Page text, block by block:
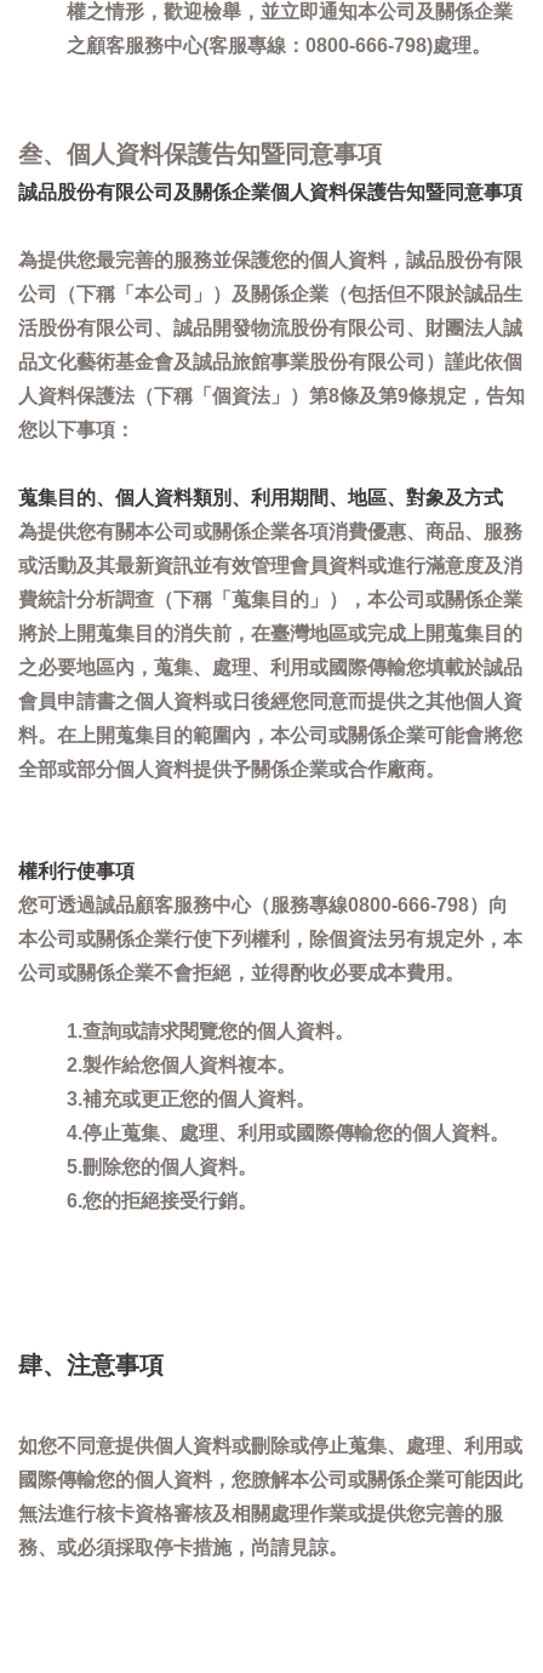
權之情形，歡迎檢舉，並立即通知本公司及關係企業
之顧客服務中心(客服專線：0800-666-798)處理。
叁、個人資料保護告知暨同意事項
誠品股份有限公司及關係企業個人資料保護告知暨同意事項
為提供您最完善的服務並保護您的個人資料，誠品股份有限
公司（下稱「本公司」）及關係企業（包括但不限於誠品生
活股份有限公司、誠品開發物流股份有限公司、財團法人誠
品文化藝術基金會及誠品旅館事業股份有限公司）謹此依個
人資料保護法（下稱「個資法」）第8條及第9條規定，告知
您以下事項：
蒐集目的、個人資料類別、利用期間、地區、對象及方式
為提供您有關本公司或關係企業各項消費優惠、商品、服務
或活動及其最新資訊並有效管理會員資料或進行滿意度及消
費統計分析調查（下稱「蒐集目的」），本公司或關係企業
將於上開蒐集目的消失前，在臺灣地區或完成上開蒐集目的
之必要地區內，蒐集、處理、利用或國際傳輸您填載於誠品
會員申請書之個人資料或日後經您同意而提供之其他個人資
料。在上開蒐集目的範圍內，本公司或關係企業可能會將您
全部或部分個人資料提供予關係企業或合作廠商。
權利行使事項
您可透過誠品顧客服務中心（服務專線0800-666-798）向
本公司或關係企業行使下列權利，除個資法另有規定外，本
公司或關係企業不會拒絕，並得酌收必要成本費用。
1.查詢或請求閱覽您的個人資料。
2.製作給您個人資料複本。
3.補充或更正您的個人資料。
4.停止蒐集、處理、利用或國際傳輸您的個人資料。
5.刪除您的個人資料。
6.您的拒絕接受行銷。
肆、注意事項
如您不同意提供個人資料或刪除或停止蒐集、處理、利用或
國際傳輸您的個人資料，您膫解本公司或關係企業可能因此
無法進行核卡資格審核及相關處理作業或提供您完善的服
務、或必須採取停卡措施，尚請見諒。